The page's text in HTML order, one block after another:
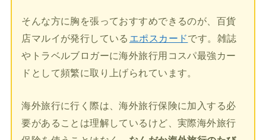
そんな方に胸を張っておすすめできるのが、百貨
店マルイが発行している エポスカードです。雑誌
やトラベルブロガーに海外旅行用コスパ最強カー
ドとして頻繁に取り上げられています。
海外旅行に行く際は、海外旅行保険に加入する必
要があることは理解しているけど、実際海外旅行